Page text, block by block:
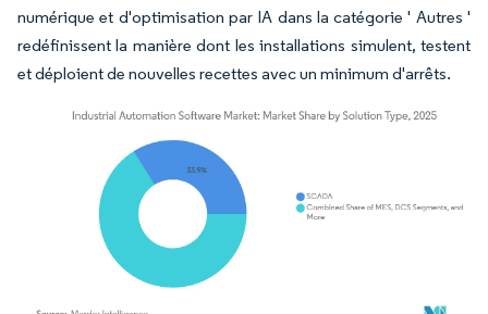
numérique et d'optimisation par IA dans la catégorie ' Autres '
redéfinissent la manière dont les installations simulent, testent
et déploient de nouvelles recettes avec un minimum d'arrêts.